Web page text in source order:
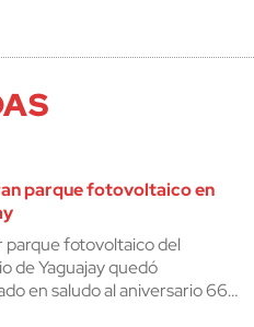
parque fotovoltaico en
parque fotovoltaico del
de Yaguajay quedó
en saludo al aniversario 66…